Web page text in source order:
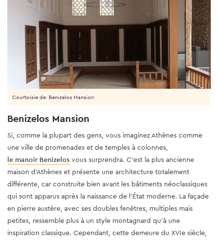
Courtoisie de: Benizelos Mansion
Benizelos Mansion
Si, comme la plupart des gens, vous imaginez Athènes comme
une ville de promenades et de temples à colonnes,
le manoir Benizelos vous surprendra. C'est la plus ancienne
maison d’Athènes et présente une architecture totalement
différente, car construite bien avant les bâtiments néoclassiques
qui sont apparus après la naissance de l’État moderne. La façade
en pierre austère, avec ses doubles fenêtres, multiples mais
petites, ressemble plus à un style montagnard qu’à une
inspiration classique. Cependant, cette demeure du XVIe siècle,